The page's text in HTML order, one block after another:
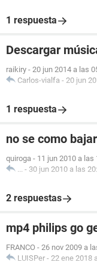
1 respuesta
Descargar
raikiry - 20 jun 2014 a las
Carlos-vialfa - 20 jun
1 respuesta
no se como
quiroga - 11 jun 2010 a las
... - 30 jun 2010 a las
2 respuestas
mp4 philips go
FRANCO - 26 nov 2009 a
LUISPer - 22 ene 2018